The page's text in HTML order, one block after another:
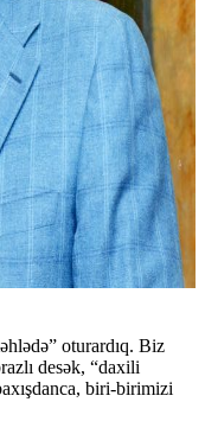
oturardıq. Biz
desək, “daxili
biri-birimizi